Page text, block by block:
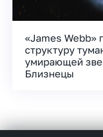
«James Webb»
структуру
умирающей
Близнецы